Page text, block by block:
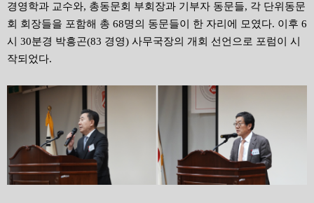
경영학과 교수와, 총동문회 부회장과 기부자 동문들, 각 단위동문
회 회장들을 포함해 총 68명의 동문들이 한 자리에 모였다. 이후 6
시 30분경 박흥곤(83 경영) 사무국장의 개회 선언으로 포럼이 시
작되었다.